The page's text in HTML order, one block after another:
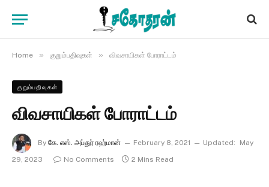
Home » குறும்பதிவுகள் » விவசாயிகள் போராட்டம்
குறும்பதிவுகள்
விவசாயிகள் போராட்டம்
By கே. எஸ். அப்துர் ரஹ்மான் February 8, 2021 Updated:
May
29, 2023
No Comments 2 Mins Read